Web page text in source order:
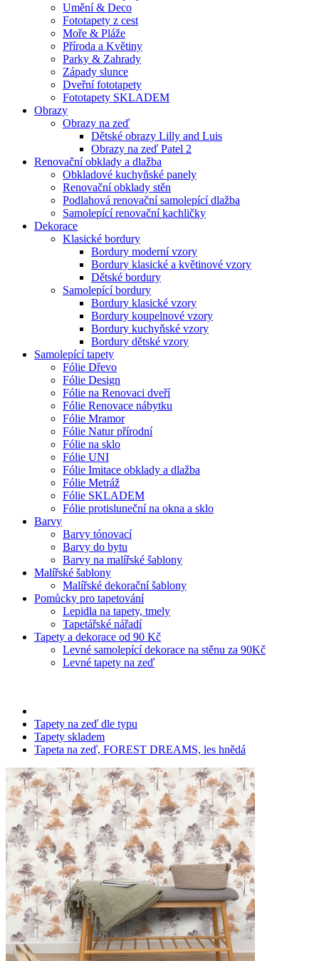
Umění & Deco
Fototapety z cest
Moře & Pláže
Příroda a Květiny
Parky & Zahrady
Západy slunce
Dveřní fototapety
Fototapety SKLADEM
Obrazy
Obrazy na zeď
Dětské obrazy Lilly and Luis
Obrazy na zeď Patel 2
Renovační obklady a dlažba
Obkladové kuchyňské panely
Renovační obklady stěn
Podlahová renovační samolepící dlažba
Samolepící renovační kachličky
Dekorace
Klasické bordury
Bordury moderní vzory
Bordury klasické a květinové vzory
Dětské bordury
Samolepící bordury
Bordury klasické vzory
Bordury koupelnové vzory
Bordury kuchyňské vzory
Bordury dětské vzory
Samolepící tapety
Fólie Dřevo
Fólie Design
Fólie na Renovaci dveří
Fólie Renovace nábytku
Fólie Mramor
Fólie Natur přírodní
Fólie na sklo
Fólie UNI
Fólie Imitace obklady a dlažba
Fólie Metráž
Fólie SKLADEM
Fólie protisluneční na okna a sklo
Barvy
Barvy tónovací
Barvy do bytu
Barvy na malířské šablony
Malířské šablony
Malířské dekorační šablony
Pomůcky pro tapetování
Lepidla na tapety, tmely
Tapetářské nářadí
Tapety a dekorace od 90 Kč
Levné samolepící dekorace na stěnu za 90Kč
Levné tapety na zeď
Tapety na zeď dle typu
Tapety skladem
Tapeta na zeď, FOREST DREAMS, les hnědá